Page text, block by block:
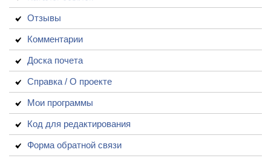
Отзывы
Комментарии
Доска почета
Справка / О проекте
Мои программы
Код для редактирования
Форма обратной связи